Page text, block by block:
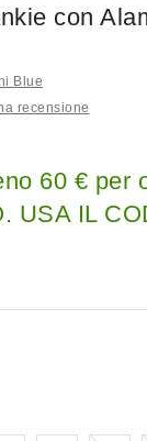
con
Blue
recensione
60 € per
USA IL